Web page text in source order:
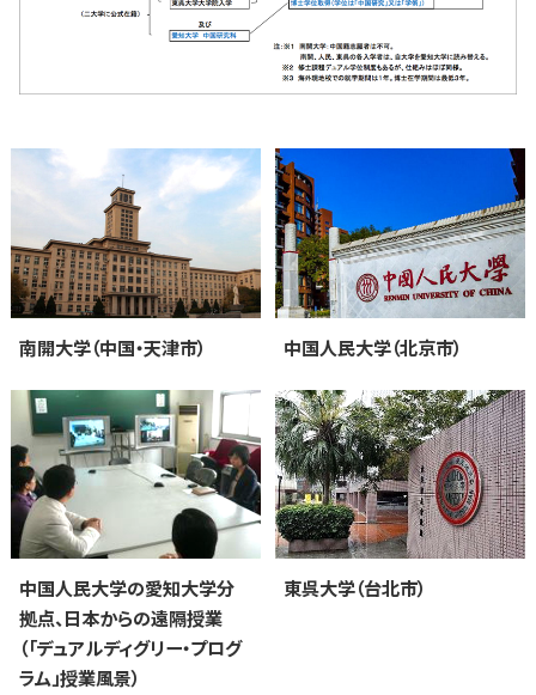
南開大学（中国・天津市） 中国人民大学（北京市）
中国人民大学の愛知大学分
拠点、日本からの遠隔授業
（「デュアルディグリー・プログ
ラム」授業風景）
東呉大学（台北市）